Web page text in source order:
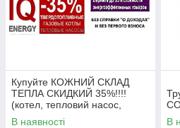
Купуйте КОЖНИЙ СКЛАД
ТЕПЛА СКИДКИЙ 35%!!!!
(котел, тепловий насос,
сонячний колектор)
В наявності
В